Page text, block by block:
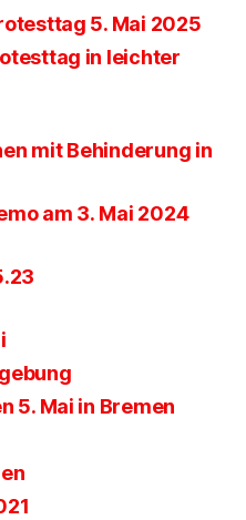
5. Mai 2025
in leichter
mit Behinderung in
am 3. Mai 2024
5. Mai in Bremen